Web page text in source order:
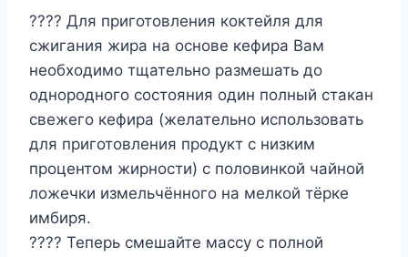
???? Для приготовления коктейля для
сжигания жира на основе кефира Вам
необходимо тщательно размешать до
однородного состояния один полный стакан
свежего кефира (желательно использовать
для приготовления продукт с низким
процентом жирности) с половинкой чайной
ложечки измельчённого на мелкой тёрке
имбиря.
???? Теперь смешайте массу с полной